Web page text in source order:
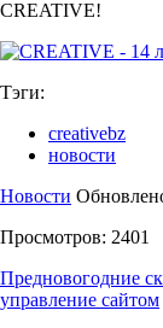
CREATIVE!
Тэги:
creativebz
новости
Новости
Просмотров: 2401
Предновогодние
управление сайтом